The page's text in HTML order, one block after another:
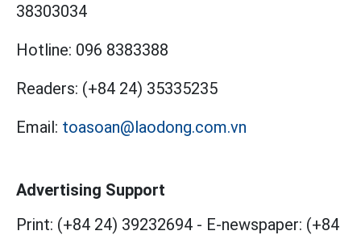
38303034
Hotline: 096 8383388
Readers: (+84 24) 35335235
Email: toasoan@laodong.com.vn
Advertising Support
Print: (+84 24) 39232694 - E-newspaper: (+84